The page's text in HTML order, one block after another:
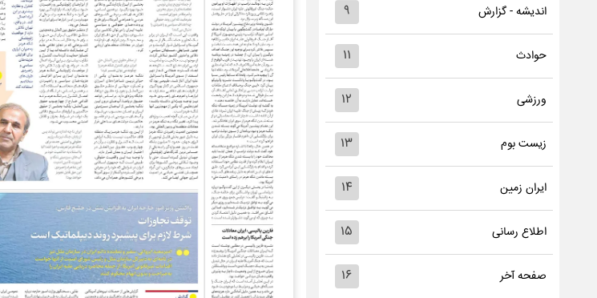
اندیشه - گزارش ۹
حوادث ۱۱
ورزشی ۱۲
زیست بوم ۱۳
ایران زمین ۱۴
اطلاع رسانی ۱۵
صفحه آخر ۱۶